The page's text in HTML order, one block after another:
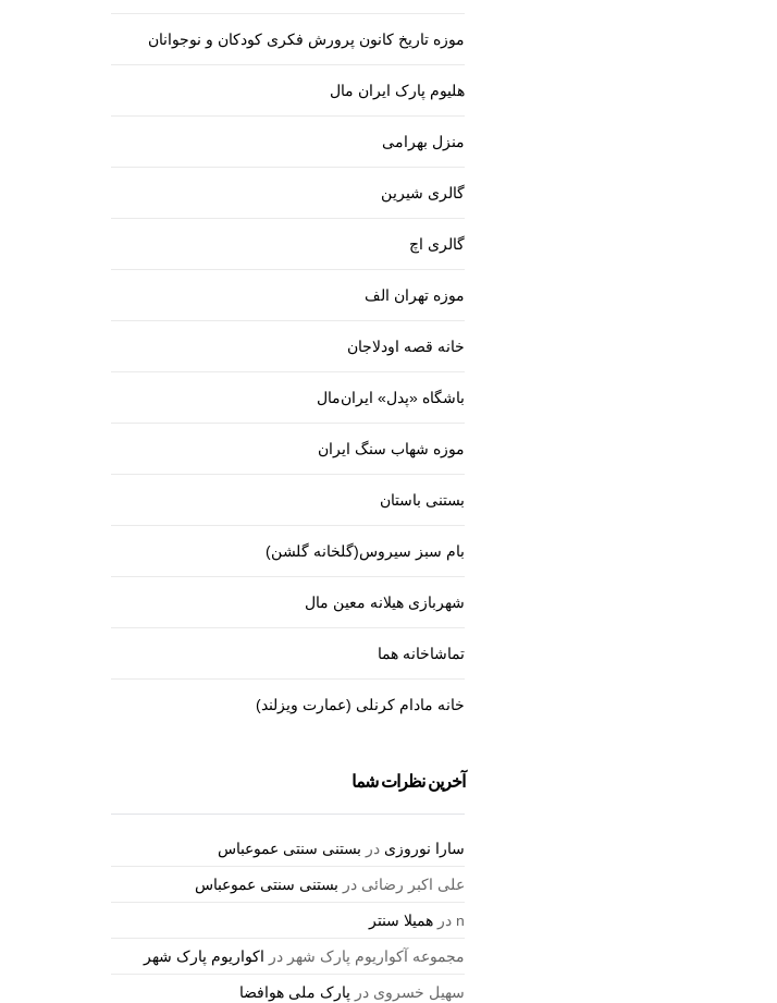
موزه تاریخ کانون پرورش فکری کودکان و نوجوانان
هلیوم پارک ایران مال
منزل بهرامی
گالری شیرین
گالری اچ
موزه تهران الف
خانه قصه اودلاجان
باشگاه «پدل» ایران‌مال
موزه شهاب سنگ ایران
بستنی باستان
بام سبز سیروس(گلخانه گلشن)
شهربازی هیلانه معین مال
تماشاخانه هما
خانه مادام کرنلی (عمارت ویزلند)
آخرین نظرات شما
سارا نوروزی در بستنی سنتی عموعباس
علی اکبر رضائی در بستنی سنتی عموعباس
n درهمیلا سنتر
مجموعه آکواریوم پارک شهر در اکواریوم پارک شهر
سهیل خسروی در پارک ملی هوافضا